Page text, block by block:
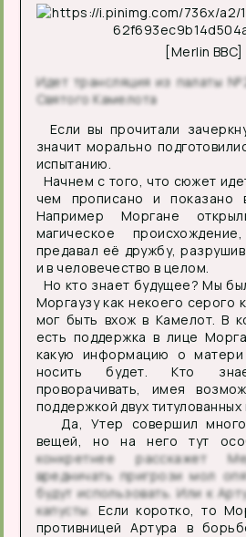
[Merlin BBC]
Идет трансляция из палаты
Святого Камелота
Если вы прочитали
значит морально
испытанию.
Начнем с того, что сюжет
чем прописано и показано
Например Моргане
магическое
предавал её дружбу,
и в человечество в целом.
Но кто знает будущее? Мы
Моргаузу как некоего серого
мог быть вхож в Камелот. В
есть поддержка в лице
какую информацию о
носить будет. Кто
проворачивать, имея
поддержкой двух
Да, Утер совершил много
вещей, но на него тут
конкретнее расскажет
вредничать пригрози мол
будут использовать. Или к
капусты. Если коротко, то
противницей Артура в